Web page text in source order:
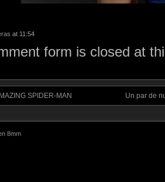
at 11:54
form is closed at
SPIDER-MAN Un par de
8mm